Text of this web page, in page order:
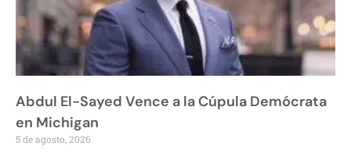
Abdul El-Sayed Vence a la Cúpula Demócrata
en Michigan
5 de agosto, 2026